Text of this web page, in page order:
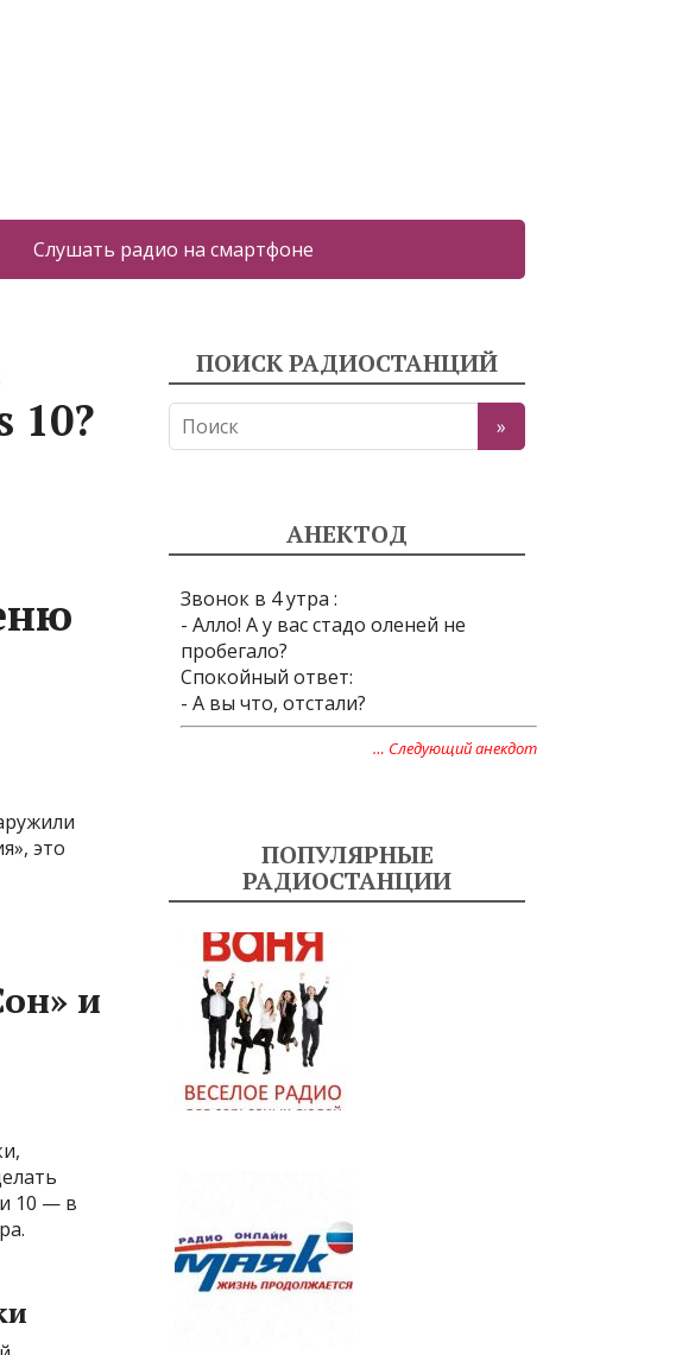
Слушать радио на смартфоне
10?
это
и
10 — в
ПОИСК РАДИОСТАНЦИЙ
АНЕКТОД
Звонок в 4 утра :
- Алло! А у вас стадо оленей не
пробегало?
Спокойный ответ:
- А вы что, отстали?
… Следующий анекдот
ПОПУЛЯРНЫЕ
РАДИОСТАНЦИИ